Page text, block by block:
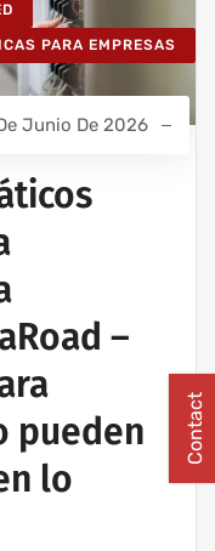
PARA EMPRESAS
Junio De 2026
–
pueden
lo
Contact